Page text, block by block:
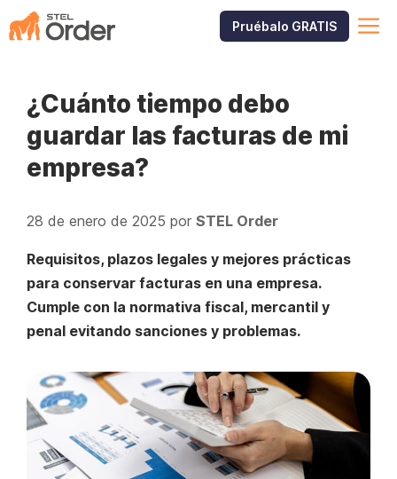
Saltar
al
Pruébalo GRATIS
¿Cuánto tiempo debo
guardar las facturas de mi
empresa?
28 de enero de 2025 por STEL Order
Requisitos, plazos legales y mejores prácticas
para conservar facturas en una empresa.
Cumple con la normativa fiscal, mercantil y
penal evitando sanciones y problemas.